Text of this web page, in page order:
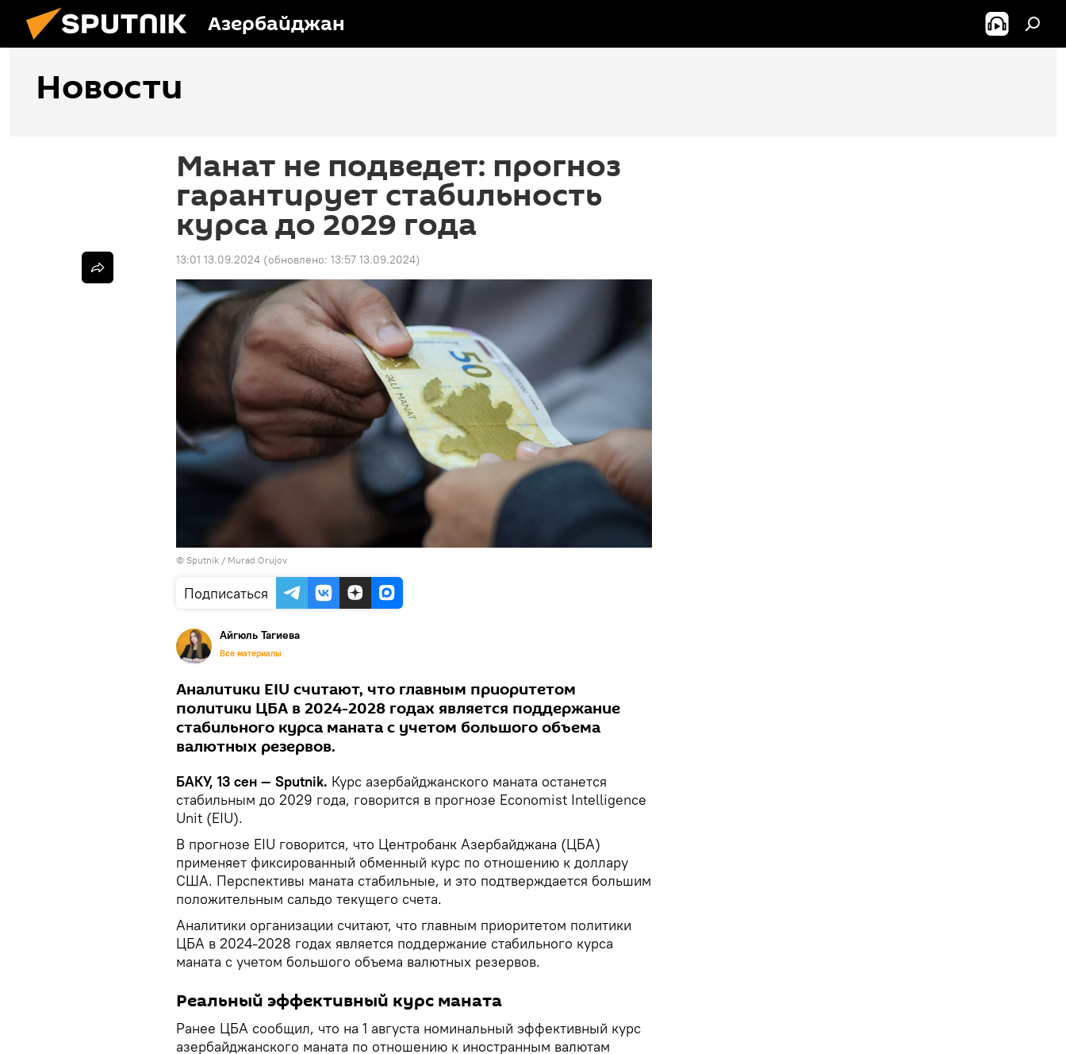
Азербайджан
Новости
Манат не подведет: прогноз
гарантирует стабильность
курса до 2029 года
13:01 13.09.2024 (обновлено: 13:57 13.09.2024)
© Sputnik / Murad Orujov
Подписаться
Айгюль Тагиева
Все материалы
Аналитики EIU считают, что главным приоритетом
политики ЦБА в 2024-2028 годах является поддержание
стабильного курса маната с учетом большого объема
валютных резервов.
БАКУ, 13 сен — Sputnik. Курс азербайджанского маната останется
стабильным до 2029 года, говорится в прогнозе Economist Intelligence
Unit (EIU).
В прогнозе EIU говорится, что Центробанк Азербайджана (ЦБА)
применяет фиксированный обменный курс по отношению к доллару
США. Перспективы маната стабильные, и это подтверждается большим
положительным сальдо текущего счета.
Аналитики организации считают, что главным приоритетом политики
ЦБА в 2024-2028 годах является поддержание стабильного курса
маната с учетом большого объема валютных резервов.
Реальный эффективный курс маната
Ранее ЦБА сообщил, что на 1 августа номинальный эффективный курс
азербайджанского маната по отношению к иностранным валютам